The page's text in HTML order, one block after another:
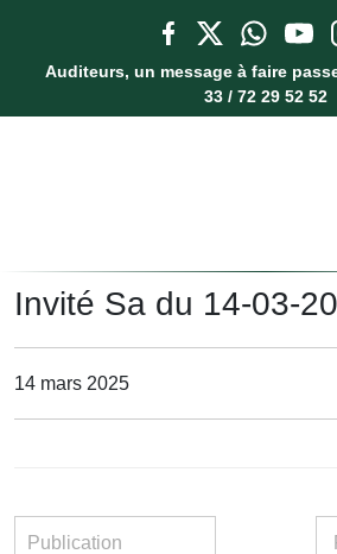
Auditeurs, un message à faire
33 / 72 29 52 52
Invité Sa du 14-03-
14 mars 2025
Publication